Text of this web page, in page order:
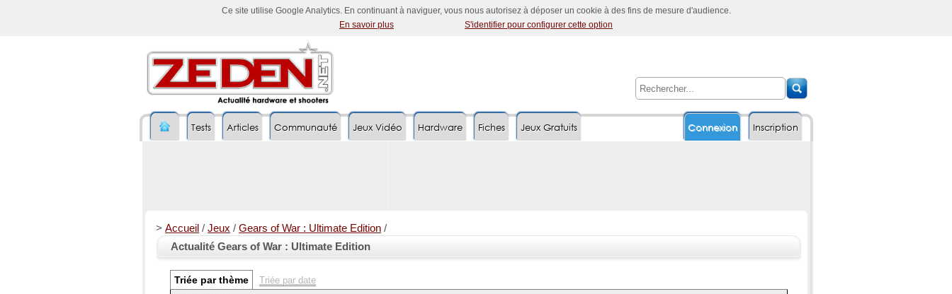
Ce site utilise Google Analytics. En continuant à naviguer, vous nous autorisez à déposer un cookie à des fins de mesure d'audience.
En savoir plus
S'identifier pour configurer cette option
Inscription
Tests Articles Communauté Jeux Vidéo Hardware Fiches Connexion
Jeux Gratuits
> Accueil / Jeux / Gears of War : Ultimate Edition /
Actualité Gears of War : Ultimate Edition
Triée par thème Triée par date